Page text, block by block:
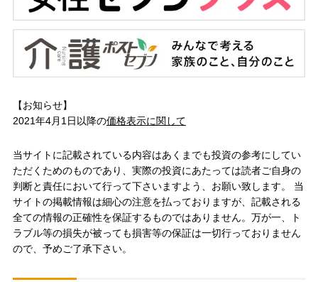
【お知らせ】
2021年4月1日以降の価格表示に関して
当サイトに記載されている内容はあくまでも投資の参考にしてい
ただくためのものであり、実際の投資にあたっては読者ご自身の
判断と責任において行って下さいますよう、お願い致します。 当
サイトの掲載情報は細心の注意を払っておりますが、記載される
全ての情報の正確性を保証するものではありません。万が一、ト
ラブル等の損失が被っても損害等の保証は一切行っておりません
ので、予めご了承下さい。